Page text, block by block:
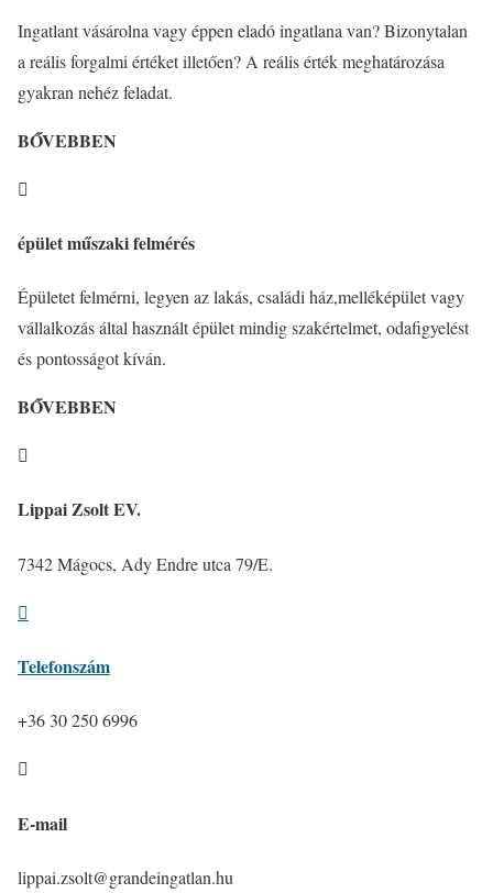
Ingatlant vásárolna vagy éppen eladó ingatlana van? Bizonytalan
a reális forgalmi értéket illetően? A reális érték meghatározása
gyakran nehéz feladat.
BŐVEBBEN

épület műszaki felmérés
Épületet felmérni, legyen az lakás, családi ház,melléképület vagy
vállalkozás által használt épületmindig szakértelmet, odafigyelést
és pontosságot kíván.
BŐVEBBEN

Lippai Zsolt EV.
7342 Mágocs, Ady Endre utca 79/E.

Telefonszám
+36 30 250 6996

E-mail
lippai.zsolt@grandeingatlan.hu